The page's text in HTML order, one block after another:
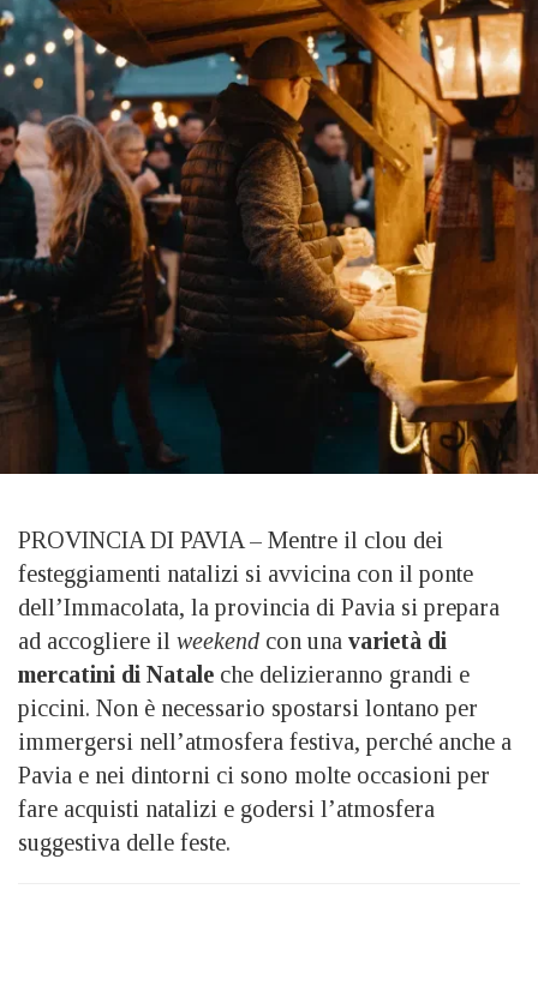
PROVINCIA DI PAVIA – Mentre il clou dei
festeggiamenti natalizi si avvicina con il ponte
dell’Immacolata, la provincia di Pavia si prepara
ad accogliere il weekend con una varietà di
mercatini di Natale che delizieranno grandi e
piccini. Non è necessario spostarsi lontano per
immergersi nell’atmosfera festiva, perché anche a
Pavia e nei dintorni ci sono molte occasioni per
fare acquisti natalizi e godersi l’atmosfera
suggestiva delle feste.